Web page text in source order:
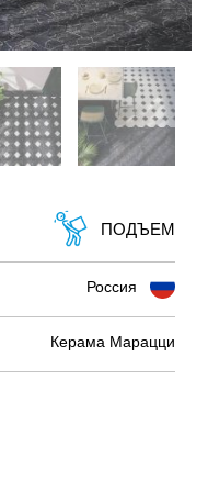
ПОДЪЕМ
Россия
Керама Марацци